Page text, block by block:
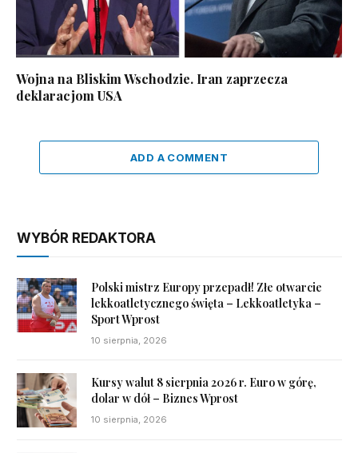
Wojna na Bliskim Wschodzie. Iran zaprzecza
deklaracjom USA
ADD A COMMENT
WYBÓR REDAKTORA
Polski mistrz Europy przepadł! Złe otwarcie
lekkoatletycznego święta – Lekkoatletyka –
Sport Wprost
10 sierpnia, 2026
Kursy walut 8 sierpnia 2026 r. Euro w górę,
dolar w dół – Biznes Wprost
10 sierpnia, 2026